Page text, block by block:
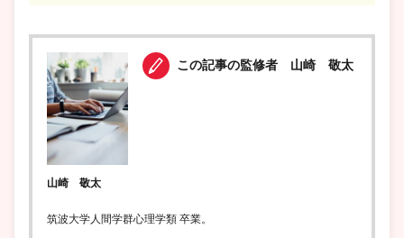
この記事の監修者 山崎 敬太
山崎 敬太
筑波大学人間学群心理学類 卒業。